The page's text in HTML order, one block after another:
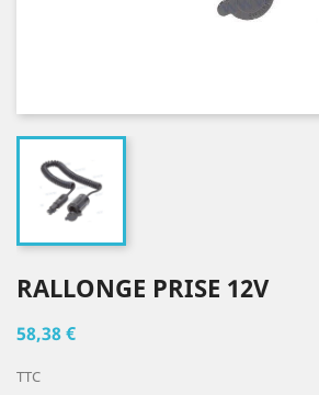
RALLONGE PRISE 12V
58,38 €
TTC